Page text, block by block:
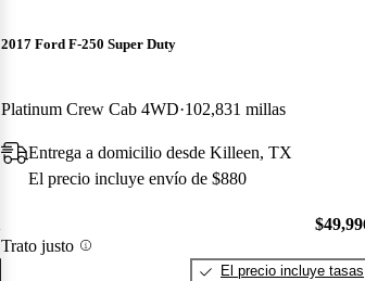
2017 Ford F-250 Super Duty
Platinum Crew Cab 4WD 102,831 millas
Entrega a domicilio desde Killeen, TX
El precio incluye envío de $880
Trato justo
El precio incluye tasas